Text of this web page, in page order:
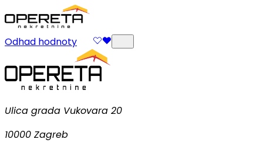
Odhad hodnoty
Ulica grada Vukovara 20
10000 Zagreb